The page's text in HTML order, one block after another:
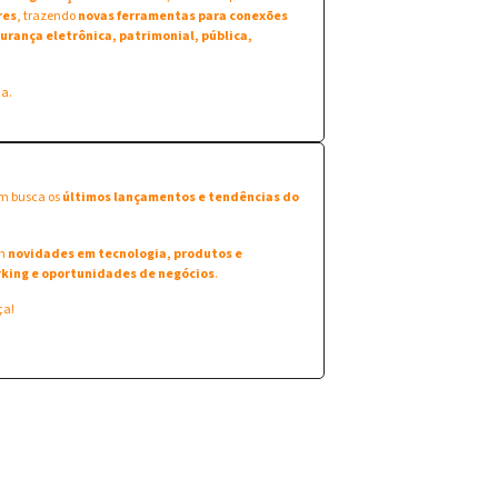
, trazendonovas ferramentas para conexões
eletrônica, patrimonial, pública,
busca osúltimos lançamentos e tendências do
novidades em tecnologia, produtos e
e oportunidades de negócios.